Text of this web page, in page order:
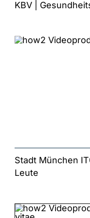
KBV |
Stadt München
Leute